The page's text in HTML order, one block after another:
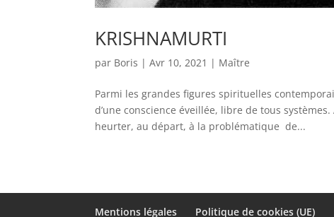
KRISHNAMURTI
par Boris |Avr 10, 2021 | Maître
Parmi les grandes figures spirituelles
d’une conscience éveillée, libre de tous
heurter, au départ, à la problématique de...
Mentions légales Politique de cookies (UE)